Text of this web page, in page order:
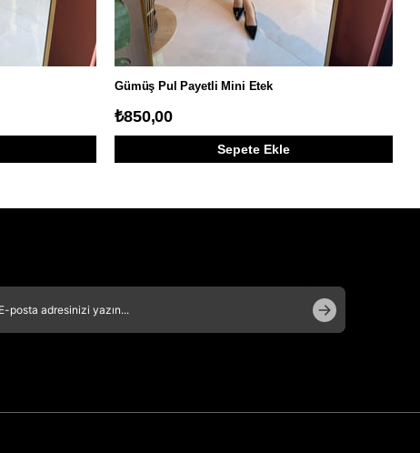
Gümüş Pul Payetli Mini Etek
₺850,00
Sepete Ekle